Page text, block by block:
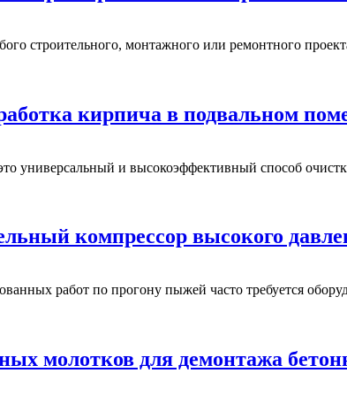
строительного, монтажного или ремонтного
кирпича в подвальном
универсальный и высокоэффективный способ
компрессор высокого
работ по прогону пыжей часто требуется
молотков для демонтажа